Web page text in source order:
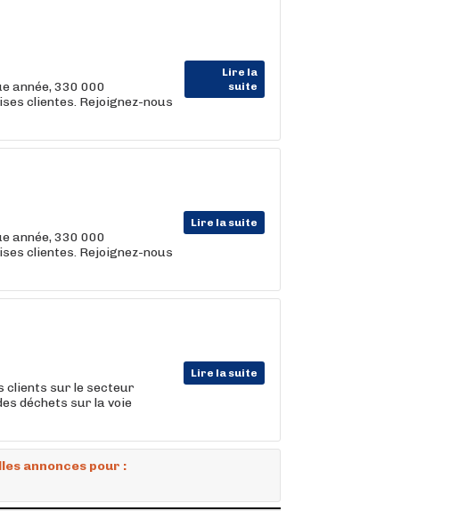
Lire la
suite
année, 330 000
clientes. Rejoignez-nous
Lire la suite
année, 330 000
clientes. Rejoignez-nous
Lire la suite
clients sur le secteur
déchets sur la voie
annonces pour :